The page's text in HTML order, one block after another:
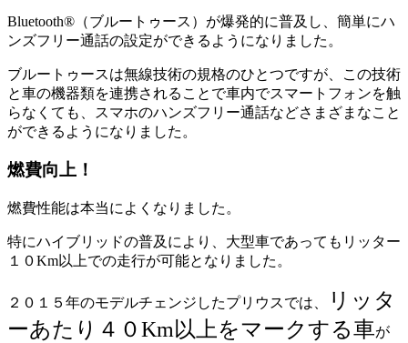
Bluetooth®（ブルートゥース）が爆発的に普及し、簡単にハ
ンズフリー通話の設定ができるようになりました。
ブルートゥースは無線技術の規格のひとつですが、この技術
と車の機器類を連携されることで車内でスマートフォンを触
らなくても、スマホのハンズフリー通話などさまざまなこと
ができるようになりました。
燃費向上！
燃費性能は本当によくなりました。
特にハイブリッドの普及により、大型車であってもリッター
１０Km以上での走行が可能となりました。
２０１５年のモデルチェンジしたプリウスでは、
リッタ
ーあたり４０Km以上をマークする車が